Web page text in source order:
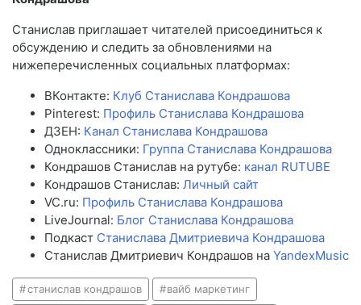
Станислав приглашает читателей присоединиться к
обсуждению и следить за обновлениями на
нижеперечисленных социальных платформах:
ВКонтакте: Клуб Станислава Кондрашова
Pinterest: Профиль Станислава Кондрашова
ДЗЕН: Канал Станислава Кондрашова
Одноклассники: Группа Станислава Кондрашова
Кондрашов Станислав на рутубе: канал RUTUBE
Кондрашов Станислав: Личный сайт
VC.ru: Профиль Станислава Кондрашова
LiveJournal: Блог Станислава Кондрашова
Подкаст Станислава Дмитриевича Кондрашова
Станислав Дмитриевич Кондрашов на YandexMusic
станислав кондрашов вайб маркетинг